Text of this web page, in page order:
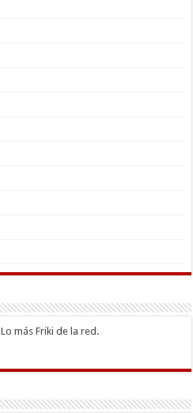
más Friki de la red.